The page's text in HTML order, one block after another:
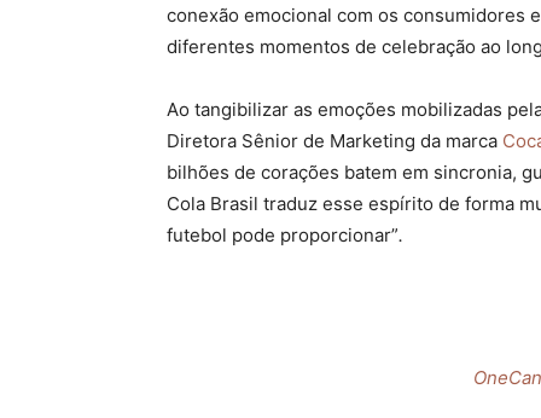
conexão emocional com os consumidores
diferentes momentos de celebração ao
Ao tangibilizar as emoções mobilizadas
Diretora Sênior de Marketing da marca
bilhões de corações batem em sincronia,
Cola Brasil traduz esse espírito de forma
futebol pode proporcionar”.